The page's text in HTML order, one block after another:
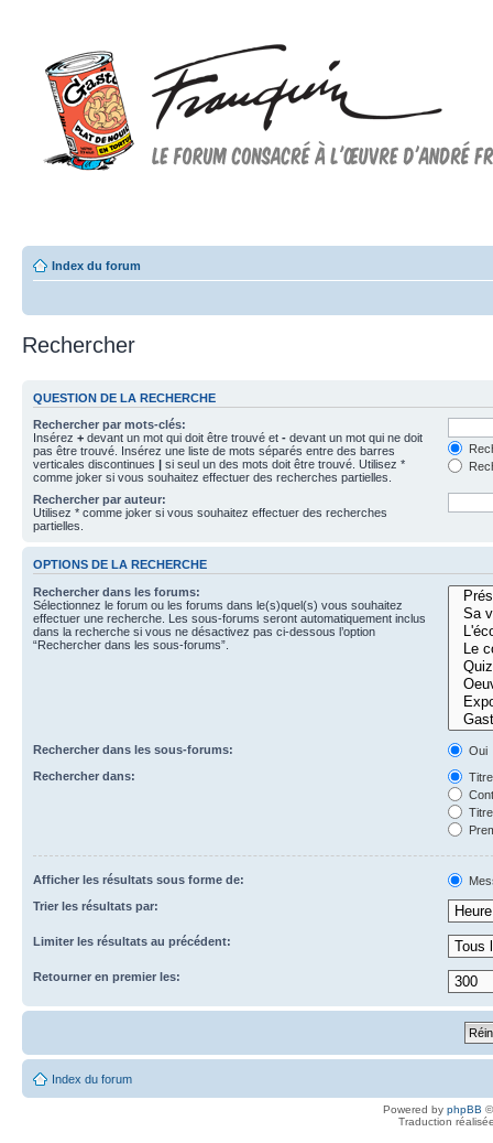
Index du forum
Rechercher
QUESTION DE LA RECHERCHE
Rechercher par mots-clés:
Insérez + devant un mot qui doit être trouvé et - devant un mot qui ne doit
pas être trouvé. Insérez une liste de mots séparés entre des barres
verticales discontinues | si seul un des mots doit être trouvé. Utilisez *
comme joker si vous souhaitez effectuer des recherches partielles.
Rechercher par auteur:
Utilisez * comme joker si vous souhaitez effectuer des recherches
partielles.
OPTIONS DE LA RECHERCHE
Rechercher dans les forums:
Sélectionnez le forum ou les forums dans le(s)quel(s) vous souhaitez
effectuer une recherche. Les sous-forums seront automatiquement inclus
dans la recherche si vous ne désactivez pas ci-dessous l’option
“Rechercher dans les sous-forums”.
Rechercher dans les sous-forums:
Oui
Rechercher dans:
Afficher les résultats sous forme de:
Trier les résultats par:
Limiter les résultats au précédent:
Retourner en premier les:
Index du forum
Powered by phpBB
Traduction